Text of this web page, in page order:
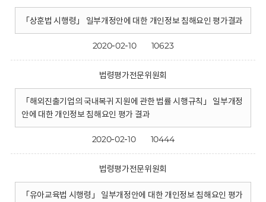
「상훈법 시행령」 일부개정안에 대한 개인정보 침해요인 평가결과
2020-02-10 10623
법령평가전문위원회
「해외진출기업의 국내복귀 지원에 관한 법률 시행규칙」 일부개정
안에 대한 개인정보 침해요인 평가 결과
2020-02-10 10444
법령평가전문위원회
「유아교육법 시행령」 일부개정안에 대한 개인정보 침해요인 평가